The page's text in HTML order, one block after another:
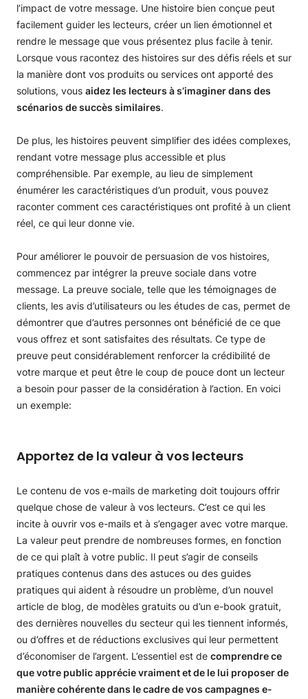
l’impact de votre message. Une histoire bien conçue peut
facilement guider les lecteurs, créer un lien émotionnel et
rendre le message que vous présentez plus facile à tenir.
Lorsque vous racontez des histoires sur des défis réels et sur
la manière dont vos produits ou services ont apporté des
solutions, vous aidez les lecteurs à s’imaginer dans des
scénarios de succès similaires.
De plus, les histoires peuvent simplifier des idées complexes,
rendant votre message plus accessible et plus
compréhensible. Par exemple, au lieu de simplement
énumérer les caractéristiques d’un produit, vous pouvez
raconter comment ces caractéristiques ont profité à un client
réel, ce qui leur donne vie.
Pour améliorer le pouvoir de persuasion de vos histoires,
commencez par intégrer la preuve sociale dans votre
message. La preuve sociale, telle que les témoignages de
clients, les avis d’utilisateurs ou les études de cas, permet de
démontrer que d’autres personnes ont bénéficié de ce que
vous offrez et sont satisfaites des résultats. Ce type de
preuve peut considérablement renforcer la crédibilité de
votre marque et peut être le coup de pouce dont un lecteur
a besoin pour passer de la considération à l’action. En voici
un exemple:
Apportez de la valeur à vos lecteurs
Le contenu de vos e-mails de marketing doit toujours offrir
quelque chose de valeur à vos lecteurs. C’est ce qui les
incite à ouvrir vos e-mails et à s’engager avec votre marque.
La valeur peut prendre de nombreuses formes, en fonction
de ce qui plaît à votre public. Il peut s’agir de conseils
pratiques contenus dans des astuces ou des guides
pratiques qui aident à résoudre un problème, d’un nouvel
article de blog, de modèles gratuits ou d’un e-book gratuit,
des dernières nouvelles du secteur qui les tiennent informés,
ou d’offres et de réductions exclusives qui leur permettent
d’économiser de l’argent. L’essentiel est de comprendre ce
que votre public apprécie vraiment et de le lui proposer de
manière cohérente dans le cadre de vos campagnes e-